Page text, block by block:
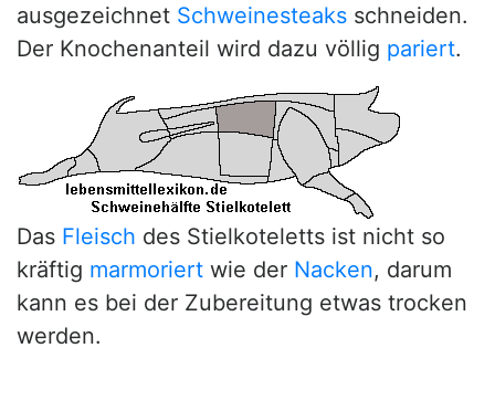
ausgezeichnet Schweinesteaks schneiden.
Der Knochenanteil wird dazu völlig pariert.
Das Fleisch des Stielkoteletts ist nicht so
kräftig marmoriert wie der Nacken, darum
kann es bei der Zubereitung etwas trocken
werden.